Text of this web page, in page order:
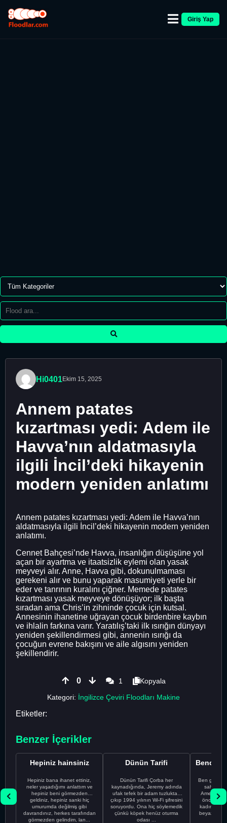
Giriş Yap
Hi0401Ekim 15, 2025
Annem patates
kızartması yedi: Adem ile
Havva’nın aldatmasıyla
ilgili İncil’deki hikayenin
modern yeniden anlatımı
Annem patates kızartması yedi: Adem ile Havva’nın
aldatmasıyla ilgili İncil’deki hikayenin modern yeniden
anlatımı.
Cennet Bahçesi’nde Havva, insanlığın düşüşüne yol
açan bir ayartma ve itaatsizlik eylemi olan yasak
meyveyi alır. Anne, Havva gibi, dokunulmaması
gerekeni alır ve bunu yaparak masumiyeti yerle bir
eder ve tanrının kuralını çiğner. Memede patates
kızartması yasak meyveye dönüşüyor; ilk başta
sıradan ama Chris’in zihninde çocuk için kutsal.
Annesinin ihanetine uğrayan çocuk birdenbire kaybın
ve ihlalin farkına varır. Yaratılış’taki ilk ısırığın dünyayı
yeniden şekillendirmesi gibi, annenin ısırığı da
çocuğun evrene bakışını ve aile algısını yeniden
şekillendirir.
0 1
Kopyala
Kategori: İngilizce Çeviri Floodları Makine
Etiketler:
Benzer İçerikler
Hepiniz hainsiniz
Hepiniz bana ihanet ettiniz,
neler yaşadığımı anlattım ve
hepiniz beni görmezden
geldiniz, hepiniz sanki hiç
umurumda değilmiş gibi
davrandınız, herkes tarafından
görmezden gelindim, lan...
Dünün Tarifi
Dünün Tarifi Çorba her
kaynadığında, Jeremy adında
ufak tefek bir adam tuzluktan
çıkıp 1994 yılının Wi-Fi şifresini
soruyordu. Ona hiç söylemedik
çünkü köpek henüz oturma
odası ...
Ben gururlu
sahip
önce
kadınla
beyaz